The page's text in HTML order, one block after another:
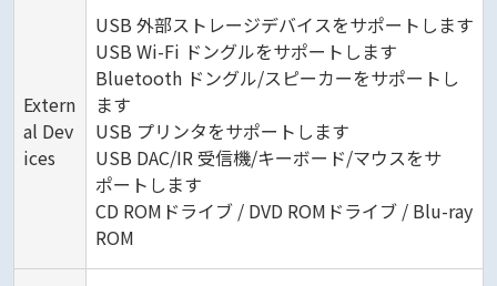
Extern
al Dev
ices
USB 外部ストレージデバイスをサポートします
USB Wi-Fi ドングルをサポートします
Bluetooth ドングル/スピーカーをサポートし
ます
USB プリンタをサポートします
USB DAC/IR 受信機/キーボード/マウスをサ
ポートします
CD ROMドライブ / DVD ROMドライブ / Blu-ray
ROM